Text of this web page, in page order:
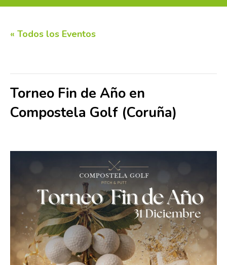
« Todos los Eventos
Torneo Fin de Año en
Compostela Golf (Coruña)